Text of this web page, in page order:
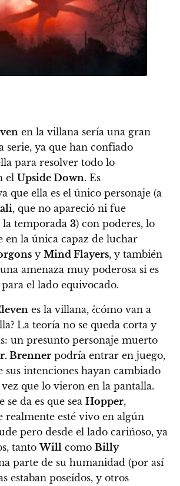
en la villana sería una gran
serie, ya que han confiado
para resolver todo lo
el Upside Down. Es
que ella es el único personaje (a
, que no apareció ni fue
temporada 3) con poderes, lo
en la única capaz de luchar
y Mind Flayers, y también
amenaza muy poderosa si es
el lado equivocado.
es la villana, ¿cómo van a
La teoría no se queda corta y
un presunto personaje muerto
Brenner podría entrar en juego,
sus intenciones hayan cambiado
que lo vieron en la pantalla.
da es que sea Hopper,
realmente esté vivo en algún
pero desde el lado cariñoso, ya
tantoWill como Billy
parte de su humanidad (por así
estaban poseídos, y otros